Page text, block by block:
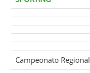
Campeonato Regional